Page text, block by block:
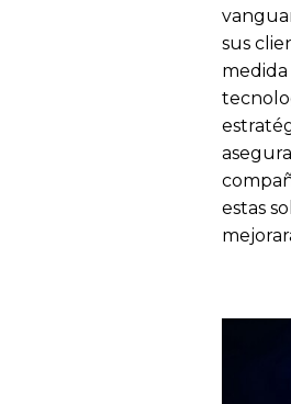
sus
estas